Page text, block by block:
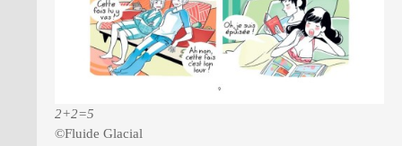
2+2=5
©Fluide Glacial